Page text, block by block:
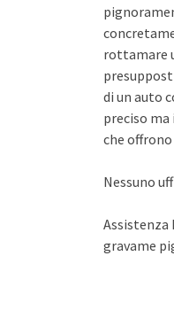
rottamare
di un auto
preciso
che
Nessuno
Assistenza
gravame